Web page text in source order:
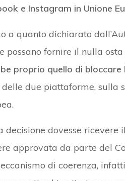
e Instagram in Unione
a quanto dichiarato
possano fornire il nulla
proprio quello di
due piattaforme, sulla
decisione dovesse
approvata da parte del
di coerenza,